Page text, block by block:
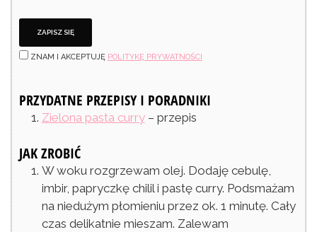
ZNAM I AKCEPTUJĘ POLITYKĘ PRYWATNOŚCI
PRZYDATNE PRZEPISY I PORADNIKI
Zielona pasta curry– przepis
JAK ZROBIĆ
W woku rozgrzewam olej. Dodaję cebulę,
imbir, papryczkę chilil i pastę curry. Podsmażam
na niedużym płomieniu przez ok. 1 minutę. Cały
czas delikatnie mieszam. Zalewam